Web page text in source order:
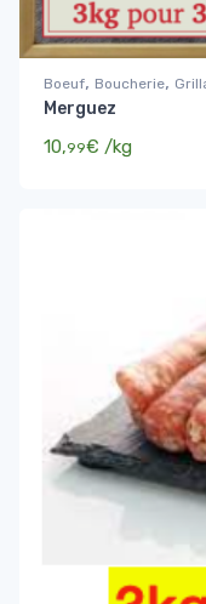
Boeuf, Boucherie,
Merguez
10,99€ /kg